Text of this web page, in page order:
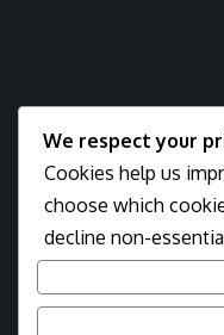
We respect your
Cookies help us
choose which
decline non-